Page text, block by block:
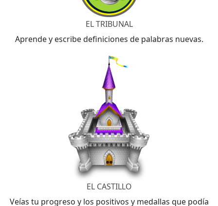
EL TRIBUNAL
Aprende y escribe definiciones de palabras nuevas.
EL CASTILLO
Veías tu progreso y los positivos y medallas que podía